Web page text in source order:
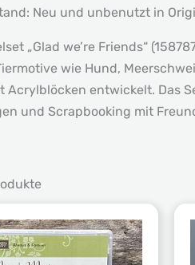
Neu und unbenutzt in
„Glad we’re Friends“
wie Hund,
Acrylblöcken entwickelt. Das
und Scrapbooking mit